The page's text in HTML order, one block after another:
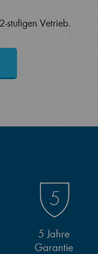
stufigen Vetrieb.
5 Jahre
Garantie